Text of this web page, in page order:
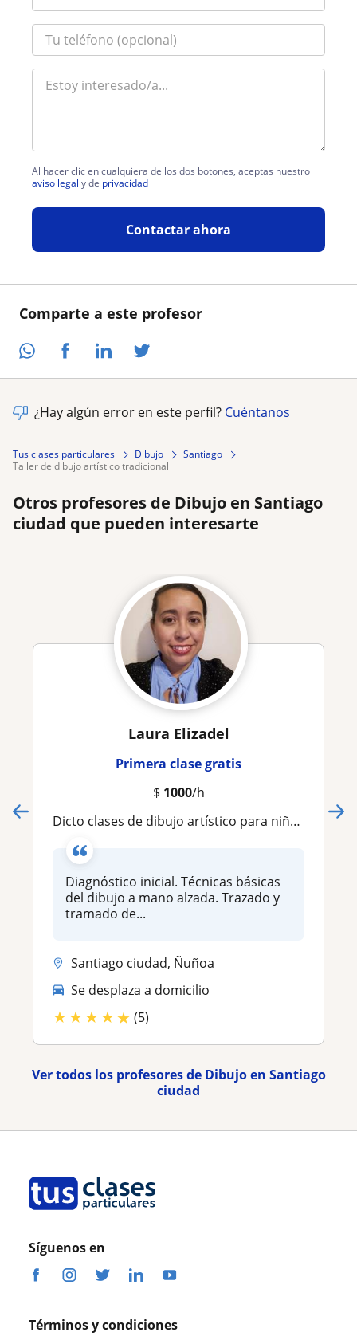
Comparte a este profesor
Al hacer clic en cualquiera de los dos botones, aceptas nuestro
aviso legal y de privacidad
Contactar ahora
¿Hay algún error en este perfil? Cuéntanos
Tus clases particulares Dibujo
Santiago
taller de dibujo artístico tradicional
Otros profesores de Dibujo en Santiago
ciudad que pueden interesarte
Laura Elizadel
Primera clase gratis
$ 1000/h
Dicto clases de dibujo artístico para niños y adultos
Diagnóstico inicial. Técnicas básicas
del dibujo a mano alzada. Trazado y
tramado de...
Santiago ciudad, Ñuñoa
Se desplaza a domicilio
★★★★★ (5)
Ver todos los profesores de Dibujo en Santiago
ciudad
Síguenos en
Términos y condiciones